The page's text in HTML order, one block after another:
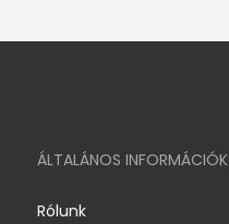
ÁLTALÁNOS INFORMÁCIÓK
Rólunk